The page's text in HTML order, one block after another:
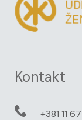
Kontakt
+381 11